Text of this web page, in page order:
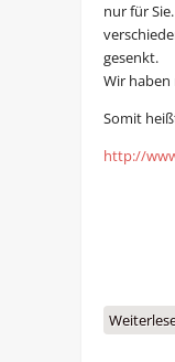
nur für
gesenkt.
Wir haben
Somit
http://